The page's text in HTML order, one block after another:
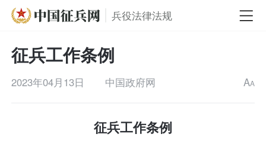
兵役法律法规
征兵工作条例
2023年04月13日 中国政府网 AA
征兵工作条例